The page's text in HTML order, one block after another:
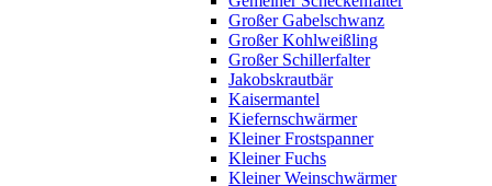
Großer Gabelschwanz
Großer Kohlweißling
Großer Schillerfalter
Jakobskrautbär
Kaisermantel
Kiefernschwärmer
Kleiner Frostspanner
Kleiner Fuchs
Kleiner Weinschwärmer